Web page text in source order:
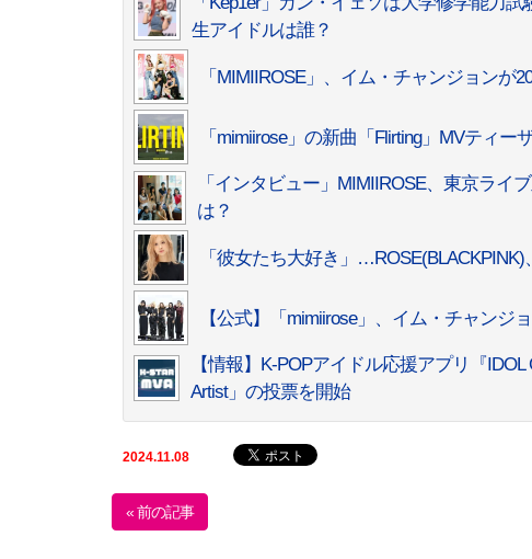
生アイドルは誰？
「MIMIIROSE」、イム・チャンジョン
「mimiirose」の新曲「Flirting」MVティー
「インタビュー」MIMIIROSE、東京ラ
は？
「彼女たち大好き」
【公式】「mimiirose」、イム・チャン
【情報】K-POPアイドル応援アプリ『
Artist」の投票を開始
2024.11.08
« 前の記事